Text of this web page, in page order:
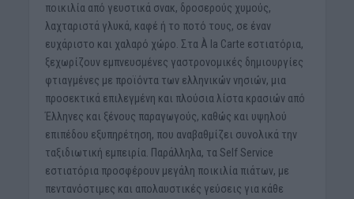
ποικιλία από γευστικά σνακ, δροσερούς χυμούς,
λαχταριστά γλυκά, καφέ ή το ποτό τους, σε έναν
ευχάριστο και χαλαρό χώρο. Στα À la Carte εστιατόρια,
ξεχωρίζουν εμπνευσμένες γαστρονομικές δημιουργίες
φτιαγμένες με προϊόντα των ελληνικών νησιών, μια
προσεκτικά επιλεγμένη και πλούσια λίστα κρασιών από
Έλληνες και ξένους παραγωγούς, καθώς και υψηλού
επιπέδου εξυπηρέτηση, που αναβαθμίζει συνολικά την
ταξιδιωτική εμπειρία. Παράλληλα, τα Self Service
εστιατόρια προσφέρουν μεγάλη ποικιλία πιάτων, με
πεντανόστιμες και απολαυστικές γεύσεις για κάθε